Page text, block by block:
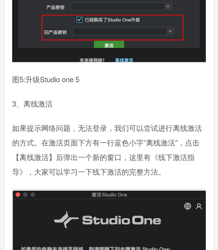
图5:升级Studio one 5
3、离线激活
如果提示网络问题，无法登录，我们可以尝试进行离线激活
的方式。在激活页面下方有一行蓝色小字“离线激活”，点击
【离线激活】后弹出一个新的窗口，这里有《线下激活指
导》，大家可以学习一下线下激活的完整方法。